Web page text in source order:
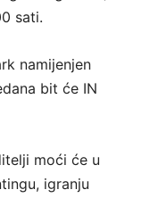
sati.
namijenjen
bit će IN
moći će u
igranju